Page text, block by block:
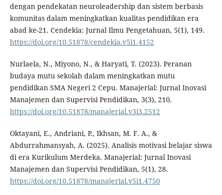
dengan pendekatan neuroleadership dan sistem berbasis
komunitas dalam meningkatkan kualitas pendidikan era
abad ke-21. Cendekia: Jurnal Ilmu Pengetahuan, 5(1), 149.
https://doi.org/10.51878/cendekia.v5i1.4152
Nurlaela, N., Miyono, N., & Haryati, T. (2023). Peranan
budaya mutu sekolah dalam meningkatkan mutu
pendidikan SMA Negeri 2 Cepu. Manajerial: Jurnal Inovasi
Manajemen dan Supervisi Pendidikan, 3(3), 210.
https://doi.org/10.51878/manajerial.v3i3.2512
Oktayani, E., Andriani, P., Ikhsan, M. F. A., &
Abdurrahmansyah, A. (2025). Analisis motivasi belajar siswa
di era Kurikulum Merdeka. Manajerial: Jurnal Inovasi
Manajemen dan Supervisi Pendidikan, 5(1), 28.
https://doi.org/10.51878/manajerial.v5i1.4750